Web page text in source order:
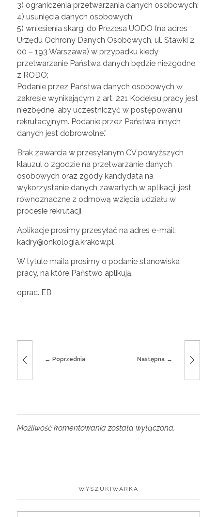
3) ograniczenia przetwarzania danych osobowych;
4) usunięcia danych osobowych;
5) wniesienia skargi do Prezesa UODO (na adres
Urzędu Ochrony Danych Osobowych, ul. Stawki 2,
00 – 193 Warszawa) w przypadku kiedy
przetwarzanie Państwa danych będzie niezgodne
z RODO;
Podanie przez Państwa danych osobowych w
zakresie wynikającym z art. 221 Kodeksu pracy jest
niezbędne, aby uczestniczyć w postępowaniu
rekrutacyjnym. Podanie przez Państwa innych
danych jest dobrowolne.”
Brak zawarcia w przesyłanym CV powyższych
klauzul o zgodzie na przetwarzanie danych
osobowych oraz zgody kandydata na
wykorzystanie danych zawartych w aplikacji, jest
równoznaczne z odmową wzięcia udziału w
procesie rekrutacji.
Aplikacje prosimy przesyłać na adres e-mail:
kadry@onkologia.krakow.pl
W tytule maila prosimy o podanie stanowiska
pracy, na które Państwo aplikują.
oprac. EB
Poprzednia Następna
Możliwość komentowania została wyłączona.
WYSZUKIWARKA